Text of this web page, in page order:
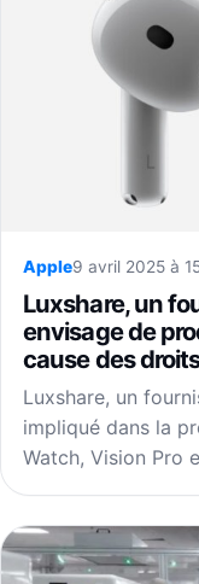
Apple9 avril 2025 à
Luxshare, un
envisage de
cause des
Luxshare, un
impliqué dans la
Watch, Vision Pro